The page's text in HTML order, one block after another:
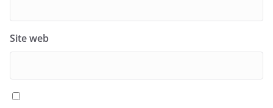
Site web